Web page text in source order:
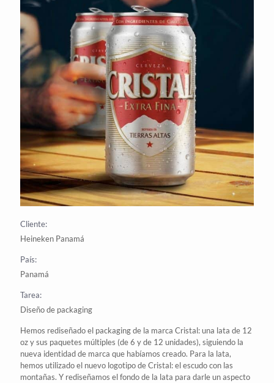
Cliente:
Heineken Panamá
País:
Panamá
Tarea:
Diseño de packaging
Hemos rediseñado el packagingde la marca Cristal: una lata de 12
oz y sus paquetes múltiples (de 6 y de 12 unidades), siguiendo la
nueva identidad de marca que habíamos creado. Para la lata,
hemos utilizado el nuevo logotipode Cristal: el escudo con las
montañas. Y rediseñamos el fondo de la lata para darle un aspecto